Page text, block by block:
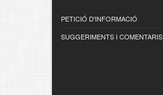
PETICIÓ D'INFORMACIÓ
SUGGERIMENTS I COMENTARIS